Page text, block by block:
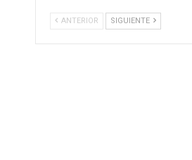
ANTERIOR SIGUIENTE